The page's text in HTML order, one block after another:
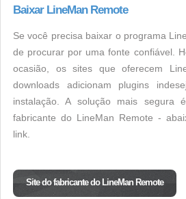
Baixar LineMan Remote
Se você precisa baixar o programa
de procurar por uma fonte confiável.
ocasião, os sites que oferecem
downloads adicionam plugins
instalação. A solução mais
fabricante do LineMan Remote -
link.
Site do fabricante do LineMan Remote